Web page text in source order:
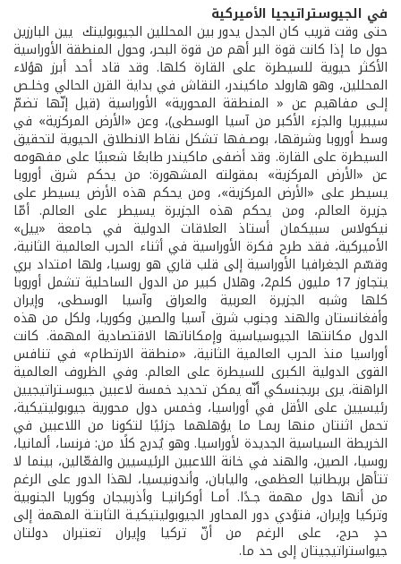
في الجيوستراتيجيا الأميركية
حتى وقت قريب كان الجدل يدور بين المحللين الجيوبوليتك يين البارزين
حول ما إذا كانت قوة البر أهم من قوة البحر، وحول المنطقة الأوراسية
الأكثر حيوية للسيطرة على القارة كلها. وقد قاد أحد أبرز هؤلاء
المحللين، وهو هارولد ماكيندر، النقاش في بداية القرن الحالي وخلـص
إلـى مفاهيم عن « المنطقة المحورية» الأوراسية (قيل إنّها تضمّ
سيبيريا والجزء الأكبر من آسيا الوسطى)، وعن «الأرض المركزية» في
وسط أوروبا وشرقها، بوصـفها تشكل نقاط الانطلاق الحيوية لتحقيق
السيطرة على القارة. وقد أضفى ماكيندر طابعًا شعبيًا على مفهومه
عن «الأرض المركزية» بمقولته المشهورة: من يحكم شرق أوروبا
يسيطر على «الأرض المركزية»، ومن يحكم هذه الأرض يسيطر على
جزيرة العالم، ومن يحكم هذه الجزيرة يسيطر على العالم. أمّا
نيكولاس سبيكمان أستاذ العلاقات الدولية في جامعة «ييل»
الأميركية، فقد طرح فكرة الأوراسية في أثناء الحرب العالمية الثانية،
وقسّم الجغرافيا الأوراسية إلى قلب قاري هو روسيا، ولها امتداد بري
يتجاوز 17 مليون كلم2، وهلال كبير من الدول الساحلية تشمل أوروبا
كلها وشبه الجزيرة العربية والعراق وآسيا الوسطى، وإيران
وأفغانستان والهند وجنوب شرق آسيا والصين وكوريا، ولكل من هذه
الدول مكانتها الجيوسياسية وإمكاناتها الاقتصادية المهمة. كانت
أوراسيا منذ الحرب العالمية الثانية، «منطقة الارتطام» في تنافس
القوى الدولية الكبرى للسيطرة على العالم. وفي الظروف العالمية
الراهنة، يرى بريجنسكي أنّه يمكن تحديد خمسة لاعبين جيوسـتراتيجيين
رئيسيين على الأقل في أوراسيا، وخمس دول محورية جيوبوليتيكية،
تحمل اثنتان منها ربمـا ما يؤهلهما جزئيًا لتكونا من اللاعبين في
الخريطة السياسية الجديدة لأوراسيا. وهو يُدرج كلًا من: فرنسا، ألمانيا،
روسيا، الصين، والهند في خانة اللاعبين الرئيسيين والفعّالين، بينما لا
تتأهل بريطانيا العظمى، واليابان، وأندونيسيا، لهذا الدور على الرغم
من أنها دول مهمة جـدًا. أمـا أوكرانيـا وأذربيجان وكوريا الجنوبية
وتركيا وإيران، فتؤدي دور المحاور الجيوبوليتيكيـة الثابتـة المهمة إلى
حدٍ حرج، على الرغم من أنّ تركيا وإيران تعتبران دولتان
جيواستراتيجيتان إلى حد ما.